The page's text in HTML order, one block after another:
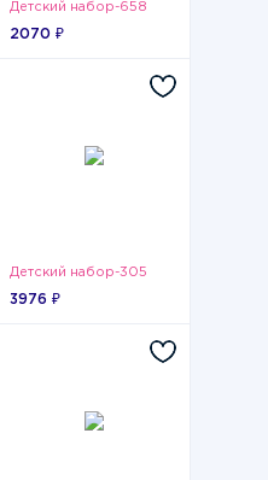
Детский набор-658
2070 ₽
Детский набор-305
3976 ₽